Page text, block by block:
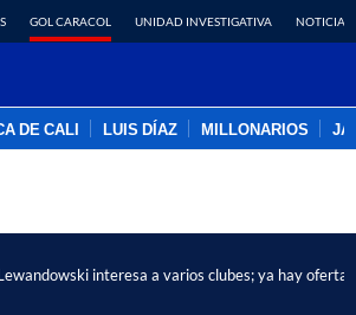
GOL CARACOL UNIDAD INVESTIGATIVA NOTICIAS
DE CALI LUIS DÍAZ MILLONARIOS
interesa a varios clubes; ya hay